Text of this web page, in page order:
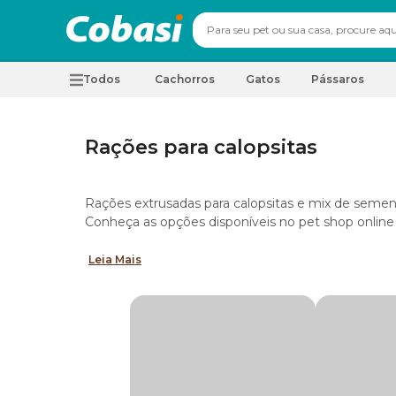
Todos Cachorros Gatos Pássaros
Rações para calopsitas
Rações extrusadas para calopsitas e mix de
Conheça as opções disponíveis no pet shop
Tipos de ração para calopsitas
Leia Mais